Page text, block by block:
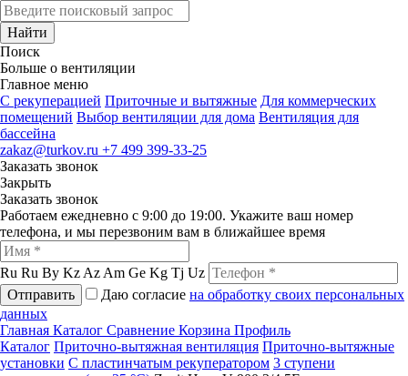
Найти
Поиск
Больше о вентиляции
Главное меню
C рекуперацией Приточные и вытяжные Для коммерческих
помещений Выбор вентиляции для дома Вентиляция для
бассейна
zakaz@turkov.ru +7 499 399-33-25
Заказать звонок
Закрыть
Заказать звонок
Работаем ежедневно с 9:00 до 19:00. Укажите ваш номер
телефона, и мы перезвоним вам в ближайшее время
Ru Ru By Kz Az Am Ge Kg Tj Uz
Отправить
Даю согласие на обработку своих персональных
данных
Главная Каталог Сравнение Корзина Профиль
Каталог Приточно-вытяжная вентиляция Приточно-вытяжные
установки С пластинчатым рекуператором 3 ступени